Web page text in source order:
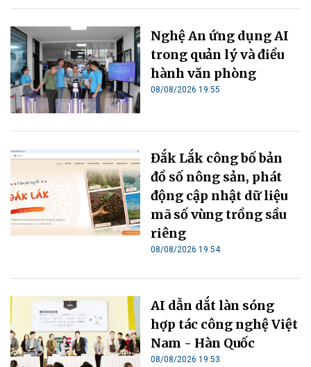
Nghệ An ứng dụng AI
trong quản lý và điều
hành văn phòng
08/08/2026 19:55
Đắk Lắk công bố bản
đồ số nông sản, phát
động cập nhật dữ liệu
mã số vùng trồng sầu
riêng
08/08/2026 19:54
AI dẫn dắt làn sóng
hợp tác công nghệ Việt
Nam - Hàn Quốc
08/08/2026 19:53